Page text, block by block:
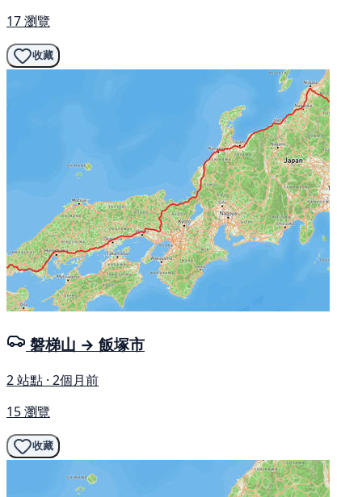
17 瀏覽
收藏
磐梯山 → 飯塚市
2 站點 · 2個月前
15 瀏覽
收藏